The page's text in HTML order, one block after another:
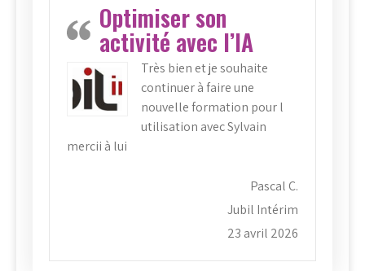
Optimiser son
activité avec l’IA
Très bien et je souhaite
continuer à faire une
nouvelle formation pour l
utilisation avec Sylvain
mercii à lui
Pascal C.
Jubil Intérim
23 avril 2026